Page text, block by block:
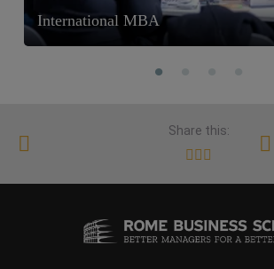
International MBA
Share this: